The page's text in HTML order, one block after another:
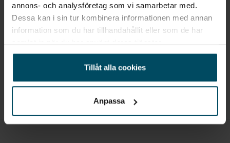
annons- och analysföretag som vi samarbetar med.
Dessa kan i sin tur kombinera informationen med annan
information som du har tillhandahållit eller som de har
Tillåt alla cookies
Anpassa
Megabox - 80 liters förvaringsutrymme under lastgolvet
Alla Ford SUV
Alla begagnade Ford Alla Ford Puma SUV
Alla begagnade SUV bilar Alla prissänkta begagnade bilar
Begagnade bilar Vetlanda Alla Outlet bilar